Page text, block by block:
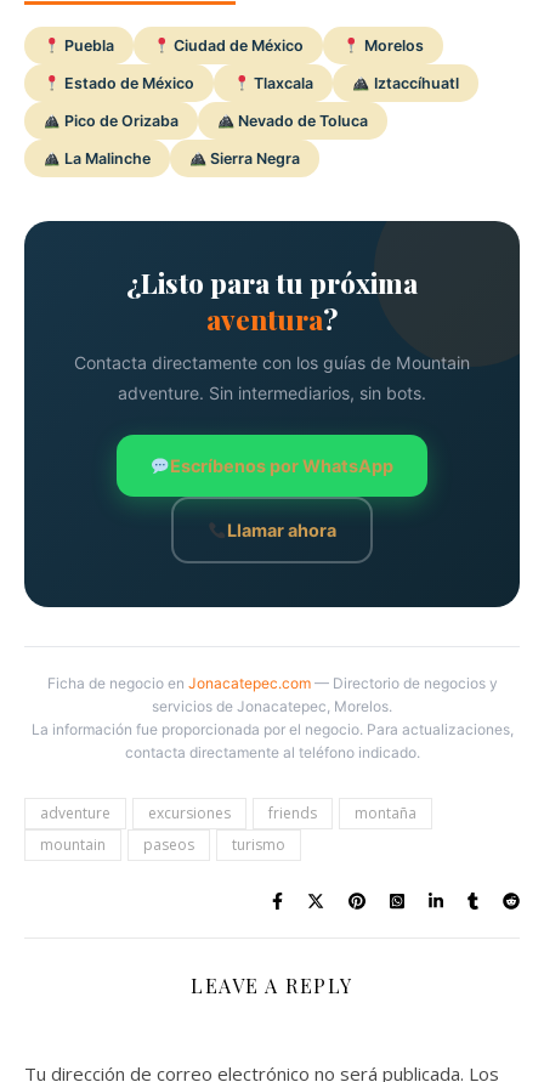
Puebla Ciudad de México Morelos
Estado de México Tlaxcala Iztaccíhuatl
Pico de Orizaba Nevado de Toluca
La Malinche Sierra Negra
¿Listo para tu próxima
aventura?
Contacta directamente con los guías de Mountain
adventure. Sin intermediarios, sin bots.
Escríbenos por WhatsApp
Llamar ahora
Ficha de negocio en Jonacatepec.com— Directorio de negocios y
servicios de Jonacatepec, Morelos.
La información fue proporcionada por el negocio. Para actualizaciones,
contacta directamente al teléfono indicado.
adventure excursiones friends
montaña
mountain
paseos turismo
LEAVE A REPLY
Tu dirección de correo electrónico no será publicada. Los